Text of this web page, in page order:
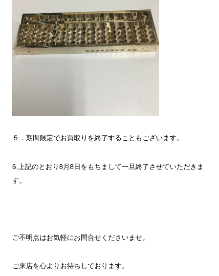
５．期間限定でお買取りを終了することもございます。
6.上記のとおり8月8日をもちまして一旦終了させていただきま
す。
ご不明点はお気軽にお問合せくださいませ。
ご来店を心よりお待ちしております。